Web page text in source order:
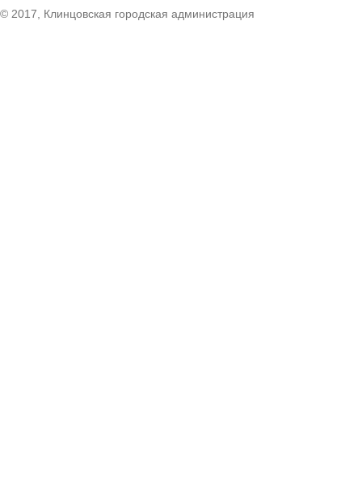
© 2017, Клинцовская городская администрация